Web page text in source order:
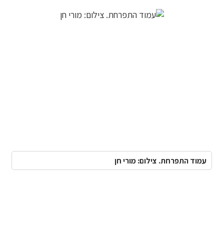
עמוד התפרחת. צילום: מורי חן